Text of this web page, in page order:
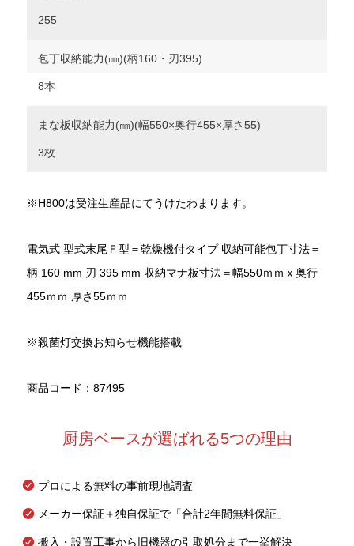
255
包丁収納能力(㎜)(柄160・刃395)
8本
まな板収納能力(㎜)(幅550×奥行455×厚さ55)
3枚
※H800は受注生産品にてうけたわまります。
電気式 型式末尾Ｆ型＝乾燥機付タイプ 収納可能包丁寸法＝
柄 160 mm 刃 395 mm 収納マナ板寸法＝幅550ｍｍｘ奥行
455ｍｍ 厚さ55ｍｍ
※殺菌灯交換お知らせ機能搭載
商品コード：87495
厨房ベースが選ばれる5つの理由
プロによる無料の事前現地調査
メーカー保証＋独自保証で「合計2年間無料保証」
搬入・設置工事から旧機器の引取処分まで一挙解決